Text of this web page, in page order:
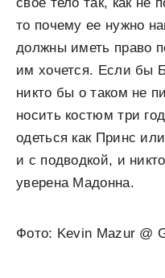
то почему ее нужно
должны иметь право
им хочется. Если бы
никто бы о таком не
носить костюм три
одеться как Принс
и с подводкой, и
уверена Мадонна.
Фото: Kevin Mazur @